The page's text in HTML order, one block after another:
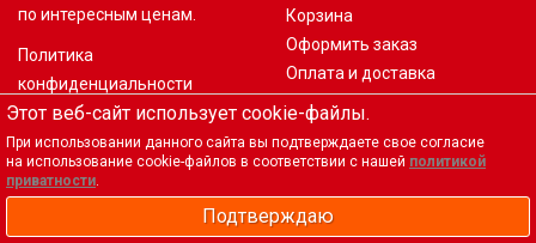
по интересным ценам.
Политика
конфиденциальности
Согласие на обработку
персональных данных
Корзина
Оформить заказ
Оплата и доставка
Контакты
Приложения Валюта
Этот веб-сайт использует cookie-файлы.
При использовании данного сайта вы подтверждаете свое согласие
на использование cookie-файлов в соответствии с нашей политикой
приватности.
Подтверждаю